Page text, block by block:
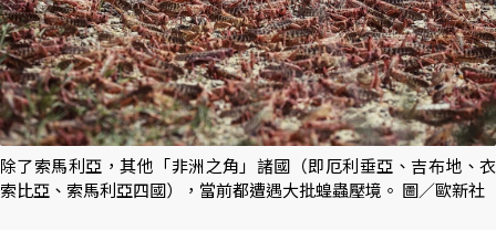
除了索馬利亞，其他「非洲之角」諸國（即厄利垂亞、吉布地、衣
索比亞、索馬利亞四國），當前都遭遇大批蝗蟲壓境。 圖／歐新社